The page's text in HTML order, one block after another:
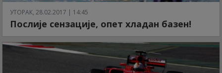
УТОРАК, 28.02.2017 | 14:45
Послије сензације, опет хладан базен!